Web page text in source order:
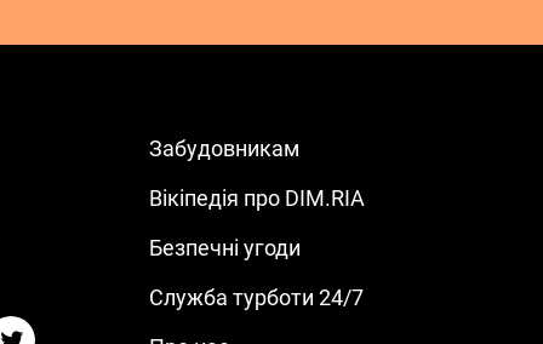
Забудовникам
Вікіпедія про DIM.RIA
Безпечні угоди
Служба турботи 24/7